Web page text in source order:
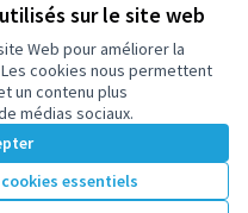
sur le site web
Web pour améliorer la
cookies nous permettent
un contenu plus
médias sociaux.
essentiels
YouTube
sur GitHub
Licence
(Lien